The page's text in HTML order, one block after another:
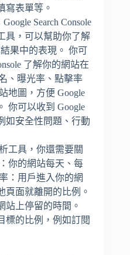
寫表單等。
Google Search Console
具，可以幫助你了解
果中的表現。 你可
了解你的網站在
、曝光率、點擊率
地圖，方便 Google
你可以收到 Google
如安全性問題、行動
工具，你還需要關
你的網站每天、每
：用戶進入你的網
頁面就離開的比例。
站上停留的時間。
標的比例，例如訂閱